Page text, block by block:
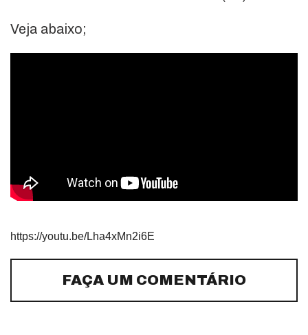
Veja abaixo;
https://youtu.be/Lha4xMn2i6E
FAÇA UM COMENTÁRIO